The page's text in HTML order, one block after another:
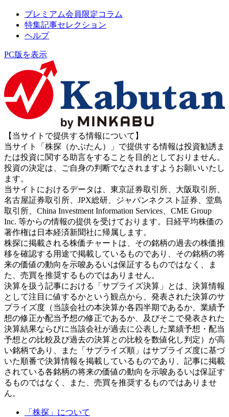
プレミアム会員限定コラム
特集記事セレクション
ヘルプ
PC版を表示
【当サイトで提供する情報について】
当サイト「株探（かぶたん）」で提供する情報は投資勧誘ま
たは投資に関する助言をすることを目的としておりません。
投資の決定は、ご自身の判断でなされますようお願いいたし
ます。
当サイトにおけるデータは、東京証券取引所、大阪取引所、
名古屋証券取引所、JPX総研、ジャパンネクスト証券、堂島
取引所、China Investment Information Services、CME Group
Inc. 等からの情報の提供を受けております。日経平均株価の
著作権は日本経済新聞社に帰属します。
株探に掲載される株価チャートは、その銘柄の過去の株価推
移を確認する用途で掲載しているものであり、その銘柄の将
来の価値の動向を示唆あるいは保証するものではなく、ま
た、売買を推奨するものではありません。
決算を扱う記事における「サプライズ決算」とは、決算情報
として注目に値するかという観点から、発表された決算のサ
プライズ度（当該会社の本決算か各四半期であるか、業績予
想の修正か配当予想の修正であるか、及びそこで発表された
決算結果ならびに当該会社が過去に公表した業績予想・配当
予想との比較及び過去の決算との比較を数値化し判定）が高
い銘柄であり、また「サプライズ順」はサプライズ度に基づ
いた順番で決算情報を掲載しているものであり、記事に掲載
されている各銘柄の将来の価値の動向を示唆あるいは保証す
るものではなく、また、売買を推奨するものではありませ
ん。
「株探」について